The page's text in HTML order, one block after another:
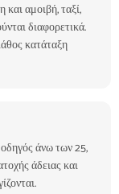
αμοιβή, ταξί,
διαφορετικά.
κατάταξη
άνω των 25,
άδειας και